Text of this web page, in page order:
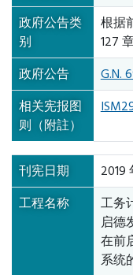
政府公告类
别
根据
127
政府公告
G.N.
相关宪报图
则（附註）
刊宪日期
2019
工程名称
工务
启德
在前
系统